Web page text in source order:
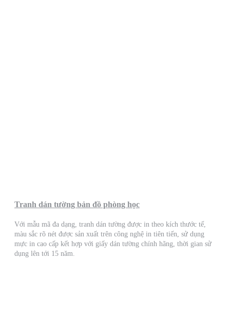
Tranh dán tường bản đồ phòng học
Với mẫu mã đa dạng, tranh dán tường được in theo kích thước tế,
màu sắc rõ nét được sản xuất trên công nghệ in tiên tiến, sử dụng
mực in cao cấp kết hợp với giấy dán tường chính hãng, thời gian sử
dụng lên tới 15 năm.